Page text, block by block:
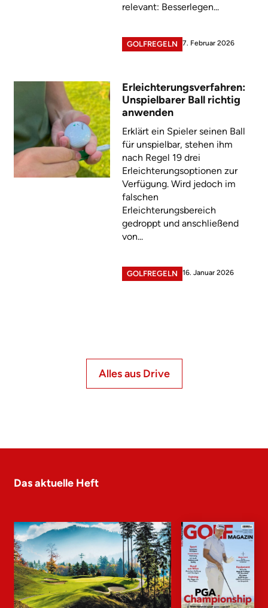
relevant: Besserlegen...
GOLFREGELN 7. Februar 2026
Erleichterungsverfahren:
Unspielbarer Ball richtig
anwenden
Erklärt ein Spieler seinen Ball
für unspielbar, stehen ihm
nach Regel 19 drei
Erleichterungsoptionen zur
Verfügung. Wird jedoch im
falschen
Erleichterungsbereich
gedroppt und anschließend
von...
GOLFREGELN 16. Januar 2026
Alles aus Drive
Das aktuelle Heft